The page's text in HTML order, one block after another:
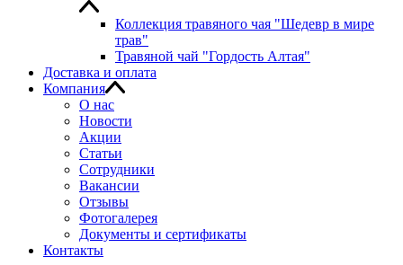
Коллекция травяного чая "Шедевр в мире
трав"
Травяной чай "Гордость Алтая"
Доставка и оплата
Компания
О нас
Новости
Акции
Статьи
Сотрудники
Вакансии
Отзывы
Фотогалерея
Документы и сертификаты
Контакты